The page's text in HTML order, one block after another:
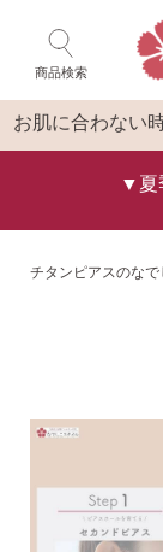
商品検索
お肌に合わない
▼夏
ゲスト 様 こん
チタンピアスのな